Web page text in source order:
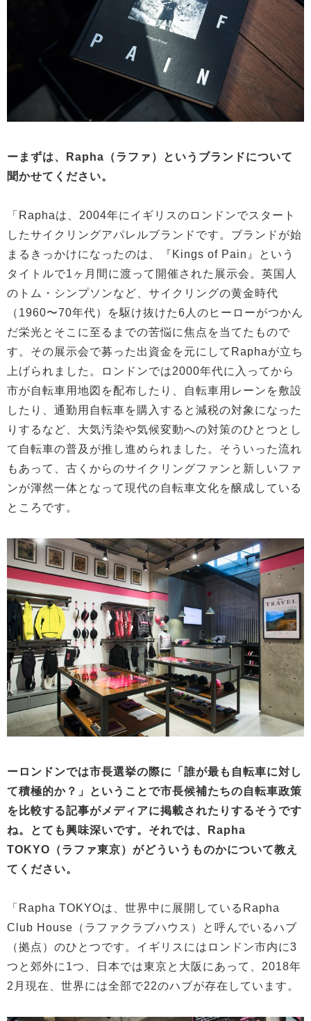
ーまずは、Rapha（ラファ）というブランドについて
聞かせてください。
「Raphaは、2004年にイギリスのロンドンでスタート
したサイクリングアパレルブランドです。ブランドが始
まるきっかけになったのは、『Kings of Pain』という
タイトルで1ヶ月間に渡って開催された展示会。英国人
のトム・シンプソンなど、サイクリングの黄金時代
（1960〜70年代）を駆け抜けた6人のヒーローがつかん
だ栄光とそこに至るまでの苦悩に焦点を当てたもので
す。その展示会で募った出資金を元にしてRaphaが立ち
上げられました。ロンドンでは2000年代に入ってから
市が自転車用地図を配布したり、自転車用レーンを敷設
したり、通勤用自転車を購入すると減税の対象になった
りするなど、大気汚染や気候変動への対策のひとつとし
て自転車の普及が推し進められました。そういった流れ
もあって、古くからのサイクリングファンと新しいファ
ンが渾然一体となって現代の自転車文化を醸成している
ところです。
ーロンドンでは市長選挙の際に「誰が最も自転車に対し
て積極的か？」ということで市長候補たちの自転車政策
を比較する記事がメディアに掲載されたりするそうです
ね。とても興味深いです。それでは、Rapha
TOKYO（ラファ東京）がどういうものかについて教え
てください。
「Rapha TOKYOは、世界中に展開しているRapha
Club House（ラファクラブハウス）と呼んでいるハブ
（拠点）のひとつです。イギリスにはロンドン市内に3
つと郊外に1つ、日本では東京と大阪にあって、2018年
2月現在、世界には全部で22のハブが存在しています。